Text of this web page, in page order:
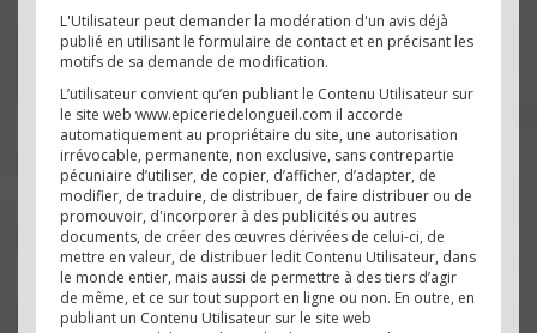
L'Utilisateur peut demander la modération d'un avis déjà
publié en utilisant le formulaire de contact et en précisant les
motifs de sa demande de modification.
L’utilisateur convient qu’en publiant le Contenu Utilisateur sur
le site web www.epiceriedelongueil.com il accorde
automatiquement au propriétaire du site, une autorisation
irrévocable, permanente, non exclusive, sans contrepartie
pécuniaire d’utiliser, de copier, d’afficher, d’adapter, de
modifier, de traduire, de distribuer, de faire distribuer ou de
promouvoir, d'incorporer à des publicités ou autres
documents, de créer des œuvres dérivées de celui-ci, de
mettre en valeur, de distribuer ledit Contenu Utilisateur, dans
le monde entier, mais aussi de permettre à des tiers d’agir
de même, et ce sur tout support en ligne ou non. En outre, en
publiant un Contenu Utilisateur sur le site web